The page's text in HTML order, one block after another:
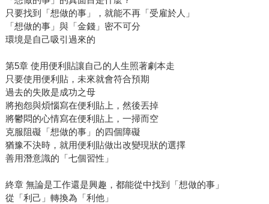
只要找到「想做的事」，就能不再「受雇於人」
「想做的事」與「金錢」密不可分
環境是自己吸引過來的
第5章 使用便利貼讓自己的人生照著劇本走
只要使用便利貼，未來就會符合預期
過去的失敗是成功之母
將抱怨與煩惱寫在便利貼上，然後丟掉
將鬱悶的心情寫在便利貼上，一掃而空
克服阻礙「想做的事」的四個障礙
猶豫不決時，就用便利貼做出改變現狀的選擇
善用潛意識的「七個習性」
終章 無論是工作還是興趣，都能從中找到「想做的事」
從「利己」轉換為「利他」